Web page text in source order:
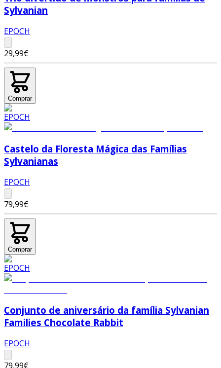
Sylvanian
EPOCH
29,99€
Comprar
Castelo da Floresta Mágica das Famílias
Sylvanianas
EPOCH
79,99€
Comprar
Conjunto de aniversário da família Sylvanian
Families Chocolate Rabbit
EPOCH
79,99€